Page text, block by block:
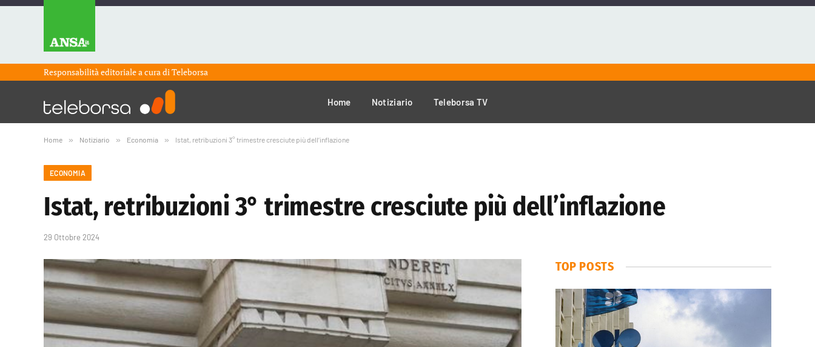
Responsabilità editoriale a cura diTeleborsa
Home Notiziario Teleborsa TV
Home » Notiziario » Economia » Istat, retribuzioni 3° trimestre cresciute più dell’inflazione
ECONOMIA
Istat, retribuzioni 3° trimestre cresciute più dell’inflazione
29 Ottobre 2024
TOP POSTS